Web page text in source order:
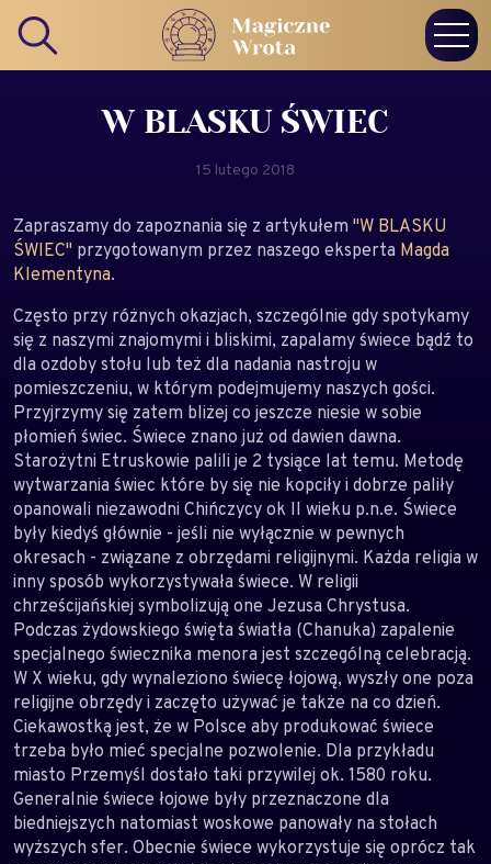
W BLASKU ŚWIEC
15 lutego 2018
Zapraszamy do zapoznania się z artykułem "W BLASKU
ŚWIEC" przygotowanym przez naszego eksperta Magda
Klementyna.
Często przy różnych okazjach, szczególnie gdy spotykamy
się z naszymi znajomymi i bliskimi, zapalamy świece bądź to
dla ozdoby stołu lub też dla nadania nastroju w
pomieszczeniu, w którym podejmujemy naszych gości.
Przyjrzymy się zatem bliżej co jeszcze niesie w sobie
płomień świec. Świece znano już od dawien dawna.
Starożytni Etruskowie palili je 2 tysiące lat temu. Metodę
wytwarzania świec które by się nie kopciły i dobrze paliły
opanowali niezawodni Chińczycy ok II wieku p.n.e. Świece
były kiedyś głównie - jeśli nie wyłącznie w pewnych
okresach - związane z obrzędami religijnymi. Każda religia w
inny sposób wykorzystywała świece. W religii
chrześcijańskiej symbolizują one Jezusa Chrystusa.
Podczas żydowskiego święta światła (Chanuka) zapalenie
specjalnego świecznika menora jest szczególną celebracją.
W X wieku, gdy wynaleziono świecę łojową, wyszły one poza
religijne obrzędy i zaczęto używać je także na co dzień.
Ciekawostką jest, że w Polsce aby produkować świece
trzeba było mieć specjalne pozwolenie. Dla przykładu
miasto Przemyśl dostało taki przywilej ok. 1580 roku.
Generalnie świece łojowe były przeznaczone dla
biedniejszych natomiast woskowe panowały na stołach
wyższych sfer. Obecnie świece wykorzystuje się oprócz tak